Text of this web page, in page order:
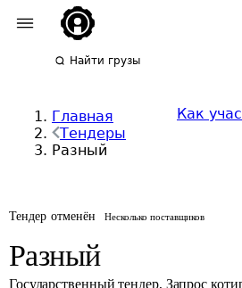
Найти грузы
Главная
Тендеры
Разный
Как
Тендер отменён Несколько поставщиков
Разный
Государственный тендер, Запрос